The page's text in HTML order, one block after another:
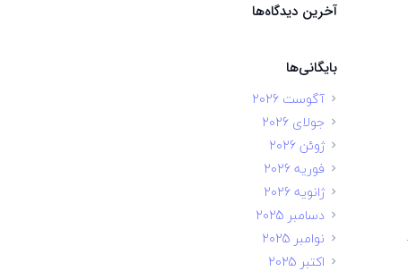
آخرین دیدگاه‌ها
بایگانی‌ها
آگوست 2026
جولای 2026
ژوئن 2026
فوریه 2026
ژانویه 2026
دسامبر 2025
نوامبر 2025
اکتبر 2025